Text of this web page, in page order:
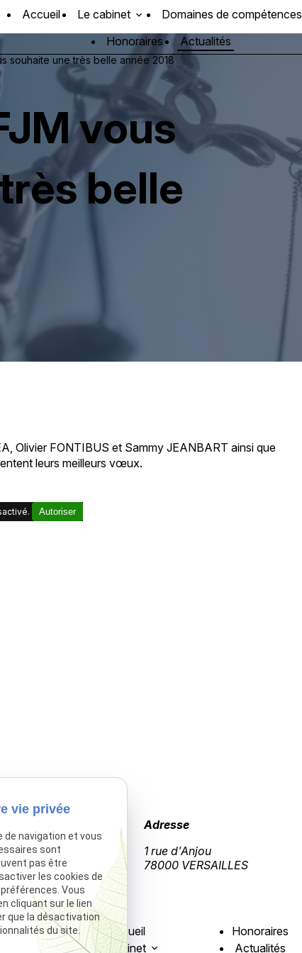
Accueil Le cabinet
Domaines de compétences
Honoraires
Actualités
souhaite une très belle année 2018
vous
belle
Olivier FONTIBUS et Sammy JEANBART ainsi que
leurs meilleurs vœux.
Autoriser
39 50 47 98
Adresse
1 rue d'Anjou
78000 VERSAILLES
Accueil
Le cabinet
Honoraires
Actualités
vie privée
de navigation et vous
sont
pas être
les cookies de
Vous
cliquant sur le lien
que la désactivation
du site.